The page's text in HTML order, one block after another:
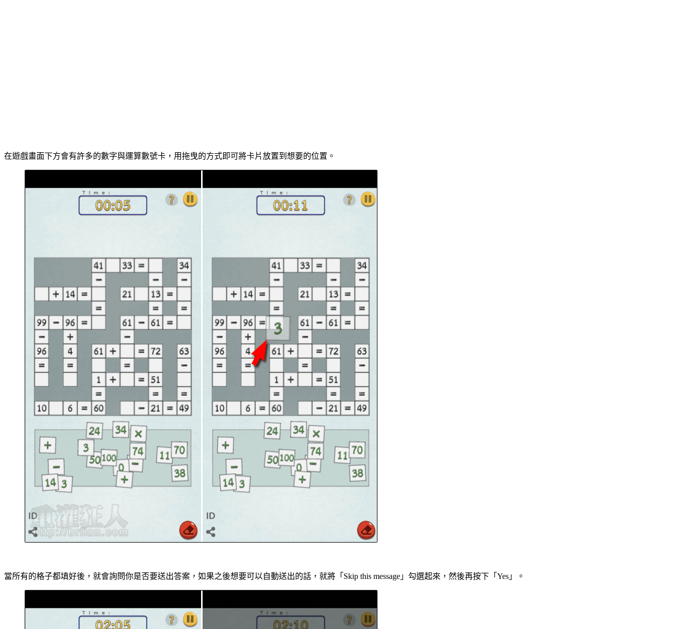
在遊戲畫面下方會有許多的數字與運算數號卡，用拖曳的方式即可將卡片放置到想要的位置。
當所有的格子都填好後，就會詢問你是否要送出答案，如果之後想要可以自動送出的話，就將「Skip this message」勾選起來，然後再按下「Yes」。